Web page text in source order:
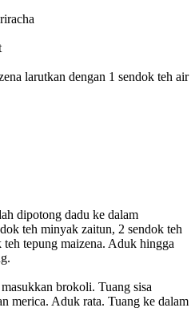
larutkan dengan 1 sendok teh air
dipotong dadu ke dalam
teh minyak zaitun, 2 sendok teh
teh tepung maizena. Aduk hingga
brokoli. Tuang sisa
merica. Aduk rata. Tuang ke dalam